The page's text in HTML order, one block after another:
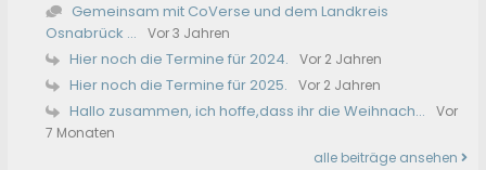
Gemeinsam mit CoVerse und dem Landkreis
Osnabrück ...
Vor 3 Jahren
Hier noch die Termine für 2024. Vor 2 Jahren
Hier noch die Termine für 2025. Vor 2 Jahren
Hallo zusammen, ich hoffe,dass ihr die Weihnach...
Vor
7 Monaten
alle beiträge ansehen